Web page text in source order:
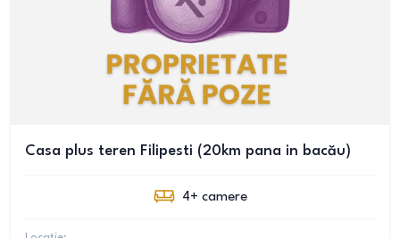
Casa plus teren Filipesti (20km pana in bacău)
4+ camere